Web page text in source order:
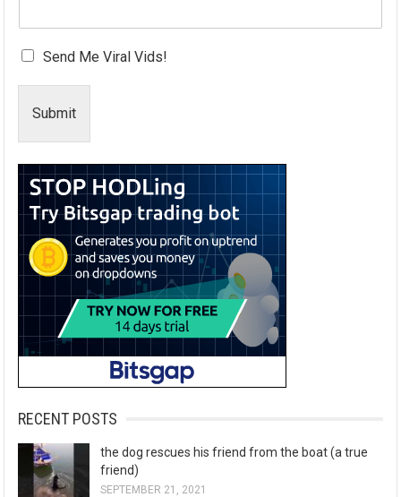
Send Me Viral Vids!
Submit
RECENT POSTS
the dog rescues his friend from the boat (a true
friend)
SEPTEMBER 21, 2021